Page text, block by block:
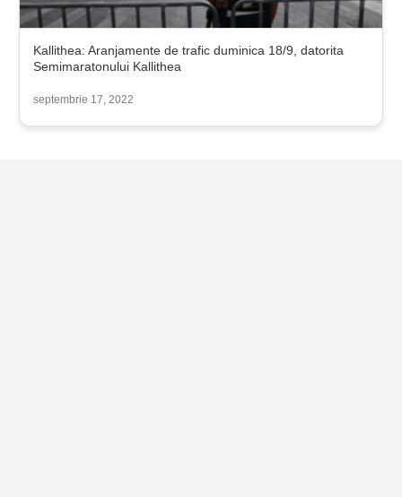
Kallithea: Aranjamente de trafic duminica 18/9, datorita
Semimaratonului Kallithea
septembrie 17, 2022